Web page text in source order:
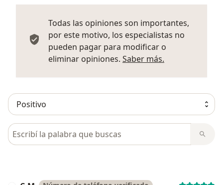
Todas las opiniones son importantes,
por este motivo, los especialistas no
pueden pagar para modificar o
eliminar opiniones. Saber más.
Busca en opiniones